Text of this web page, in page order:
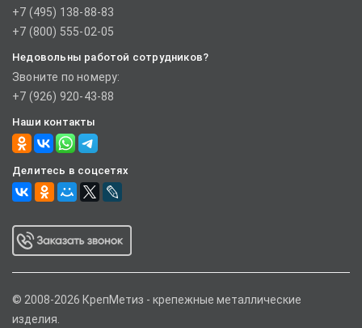
+7 (495) 138-88-83
+7 (800) 555-02-05
Недовольны работой сотрудников?
Звоните по номеру:
+7 (926) 920-43-88
Наши контакты
Делитесь в соцсетях
© 2008-2026 КрепМетиз - крепежные металлические
изделия.